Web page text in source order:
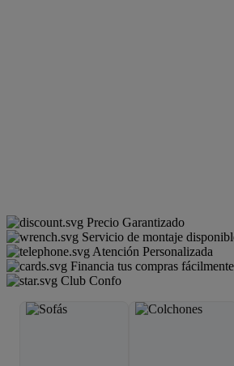
Precio Garantizado
Servicio de montaje
Atención Personalizada
Financia tus compras fácilmente
Club Confo